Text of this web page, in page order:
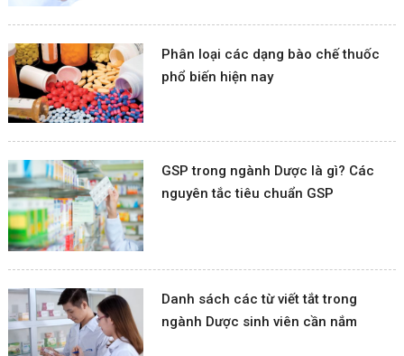
Phân loại các dạng bào chế thuốc
phổ biến hiện nay
GSP trong ngành Dược là gì? Các
nguyên tắc tiêu chuẩn GSP
Danh sách các từ viết tắt trong
ngành Dược sinh viên cần nắm